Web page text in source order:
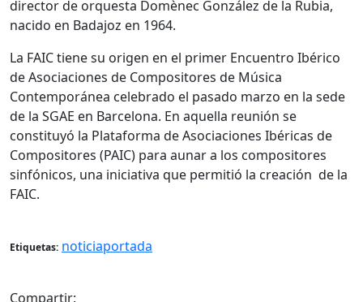
director de orquesta Domènec González de la Rubia,
nacido en Badajoz en 1964.
La FAIC tiene su origen en el primer Encuentro Ibérico
de Asociaciones de Compositores de Música
Contemporánea celebrado el pasado marzo en la sede
de la SGAE en Barcelona. En aquella reunión se
constituyó la Plataforma de Asociaciones Ibéricas de
Compositores (PAIC) para aunar a los compositores
sinfónicos, una iniciativa que permitió la creación de la
FAIC.
Etiquetas: noticiaportada
Compartir: